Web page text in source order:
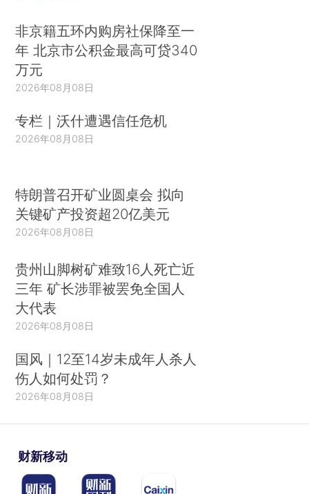
非京籍五环内购房社保降至一
年 北京市公积金最高可贷340
万元
2026年08月08日
专栏｜沃什遭遇信任危机
2026年08月08日
特朗普召开矿业圆桌会 拟向
关键矿产投资超20亿美元
2026年08月08日
贵州山脚树矿难致16人死亡近
三年 矿长涉罪被罢免全国人
大代表
2026年08月08日
国风｜12至14岁未成年人杀人
伤人如何处罚？
2026年08月08日
财新移动